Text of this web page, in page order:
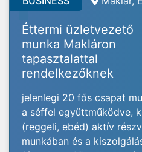
Éttermi üzletvezető
munka Makláron
tapasztalattal
rendelkezőknek
jelenlegi 20 fős csapat
a séffel együttműködve,
(reggeli, ebéd) aktív
munkában és a